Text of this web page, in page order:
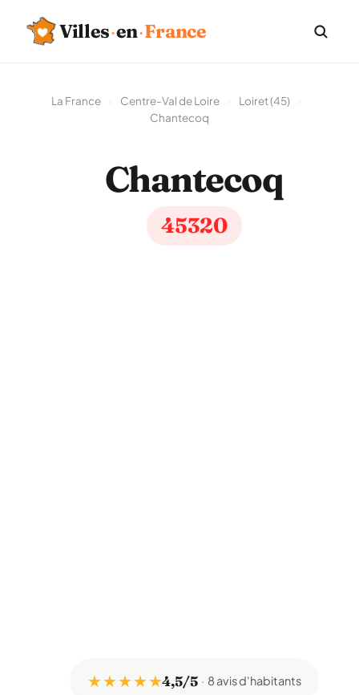
Villes·en·France
La France Centre-Val de Loire Loiret (45)
Chantecoq
Chantecoq
45320
★ ★ ★ ★ ★4,5/5 8 avis d'habitants